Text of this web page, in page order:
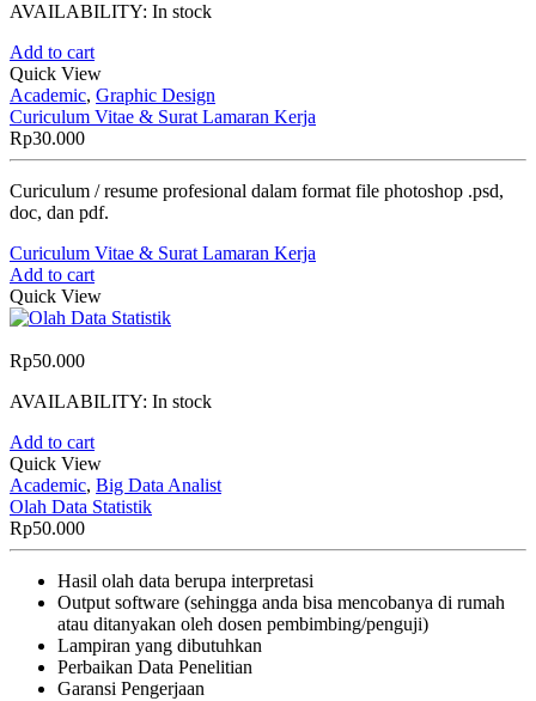
AVAILABILITY: In stock
Add to cart
Quick View
Academic, Graphic Design
Curiculum Vitae & Surat Lamaran Kerja
Rp30.000
Curiculum / resume profesional dalam format file photoshop .psd,
doc, dan pdf.
Curiculum Vitae & Surat Lamaran Kerja
Add to cart
Quick View
Rp50.000
AVAILABILITY: In stock
Add to cart
Quick View
Academic, Big Data Analist
Olah Data Statistik
Rp50.000
Hasil olah data berupa interpretasi
Output software (sehingga anda bisa mencobanya di rumah
atau ditanyakan oleh dosen pembimbing/penguji)
Lampiran yang dibutuhkan
Perbaikan Data Penelitian
Garansi Pengerjaan